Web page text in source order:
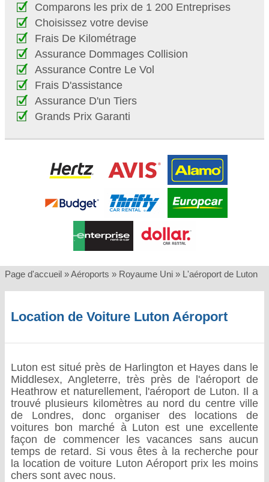
Comparons les prix de 1 200 Entreprises
Choisissez votre devise
Frais De Kilométrage
Assurance Dommages Collision
Assurance Contre Le Vol
Frais D'assistance
Assurance D'un Tiers
Grands Prix Garanti
Page d'accueil »Aéroports » Royaume Uni » L'aéroport de Luton
Location de Voiture Luton Aéroport
Luton est situé près de Harlington et Hayes dans le
Middlesex, Angleterre, très près de l'aéroport de
Heathrow et naturellement, l'aéroport de Luton. Il a
trouvé plusieurs kilomètres au nord du centre ville
de Londres, donc organiser des locations de
voitures bon marché à Luton est une excellente
façon de commencer les vacances sans aucun
temps de retard. Si vous êtes à la recherche pour
la location de voiture Luton Aéroport prix les moins
chers sont avec nous.